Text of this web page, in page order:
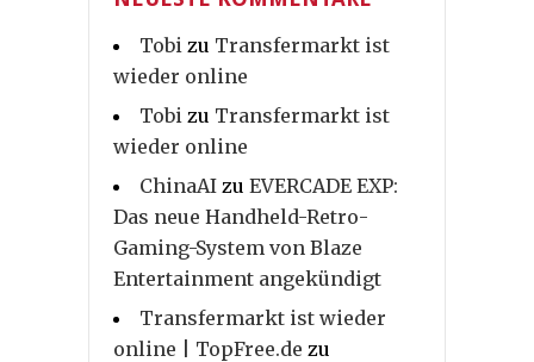
Tobi zu Transfermarkt ist
wieder online
Tobi zu Transfermarkt ist
wieder online
ChinaAI zu EVERCADE EXP:
Das neue Handheld-Retro-
Gaming-System von Blaze
Entertainment angekündigt
Transfermarkt ist wieder
online | TopFree.de zu